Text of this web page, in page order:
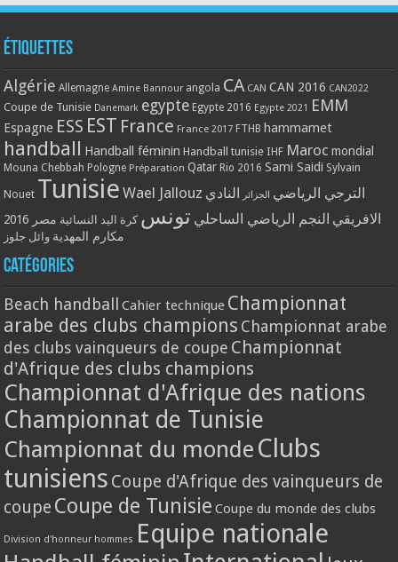
Étiquettes
Algérie Allemagne Amine Bannour angola CA CAN CAN 2016 CAN2022
Coupe de Tunisie Danemark egypte Egypte 2016 Egypte 2021 EMM
Espagne ESS EST France France 2017 FTHB hammamet
handball Handball féminin Handball tunisie IHF Maroc mondial
Mouna Chebbah Pologne Préparation Qatar Rio 2016 Sami Saidi Sylvain
Nouet Tunisie Wael Jallouz الترجي الرياضي الجزائر النادي
الافريقي النجم الرياضي الساحلي تونس كرة اليد النسائية مصر 2016
مكارم المهدية وائل جلوز
Catégories
Beach handball Cahier technique Championnat
arabe des clubs champions Championnat arabe
des clubs vainqueurs de coupe Championnat
d'Afrique des clubs champions
Championnat d'Afrique des nations
Championnat de Tunisie
Championnat du monde Clubs
tunisiens Coupe d'Afrique des vainqueurs de
coupe Coupe de Tunisie Coupe du monde des clubs
Division d'honneur hommes Equipe nationale